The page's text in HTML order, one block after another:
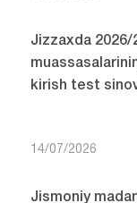
Jizzaxda 2026/
kirish test
14/07/2026
Jismoniy